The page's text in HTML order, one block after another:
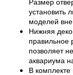
установить
моделей
Нижняя
правильное
позволяет
аквариума
В комплекте